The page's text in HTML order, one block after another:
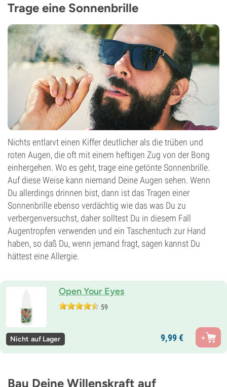
Trage eine Sonnenbrille
Nichts entlarvt einen Kiffer deutlicher als die trüben und
roten Augen, die oft mit einem heftigen Zug von der Bong
einhergehen. Wo es geht, trage eine getönte Sonnenbrille.
Auf diese Weise kann niemand Deine Augen sehen. Wenn
Du allerdings drinnen bist, dann ist das Tragen einer
Sonnenbrille ebenso verdächtig wie das was Du zu
verbergenversuchst, daher solltest Du in diesem Fall
Augentropfen verwenden und ein Taschentuch zur Hand
haben, so daß Du, wenn jemand fragt, sagen kannst Du
hättest eine Allergie.
Open Your Eyes
59
Nicht auf Lager 9,99€
Bau Deine Willenskraft auf